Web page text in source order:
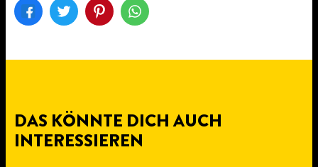
DAS KÖNNTE DICH AUCH
INTERESSIEREN